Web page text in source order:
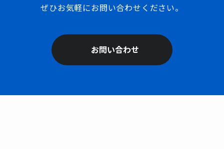
ぜひお気軽にお問い合わせください。
お問い合わせ